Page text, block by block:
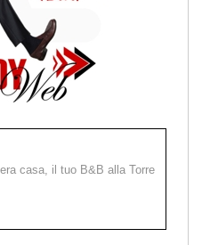
casa, il tuo B&B alla Torre